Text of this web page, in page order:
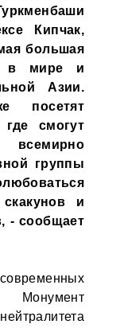
Кипчак,
большая
в мире и
Азии.
посетят
где смогут
всемирно
группы
скакунов и
- сообщает
Монумент